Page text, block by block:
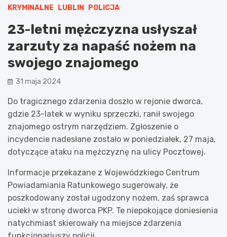
KRYMINALNE LUBLIN POLICJA
23-letni mężczyzna usłyszał
zarzuty za napaść nożem na
swojego znajomego
31 maja 2024
Do tragicznego zdarzenia doszło w rejonie dworca,
gdzie 23-latek w wyniku sprzeczki, ranił swojego
znajomego ostrym narzędziem. Zgłoszenie o
incydencie nadesłane zostało w poniedziałek, 27 maja,
dotyczące ataku na mężczyznę na ulicy Pocztowej.
Informacje przekazane z Wojewódzkiego Centrum
Powiadamiania Ratunkowego sugerowały, że
poszkodowany został ugodzony nożem, zaś sprawca
uciekł w stronę dworca PKP. Te niepokojące doniesienia
natychmiast skierowały na miejsce zdarzenia